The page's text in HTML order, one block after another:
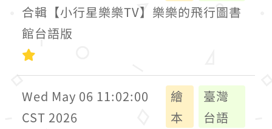
合輯【小行星樂樂TV】樂樂的飛行圖書
館台語版
Wed May 06 11:02:00
CST 2026
繪
本
臺灣
台語